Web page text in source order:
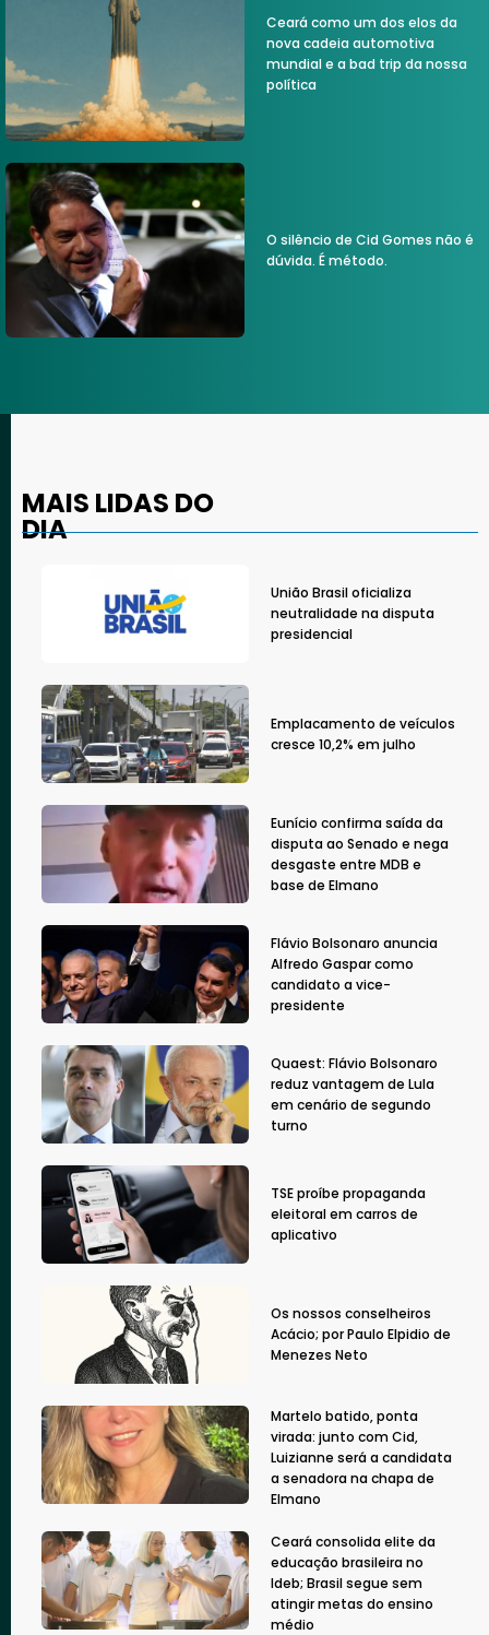
Ceará como um dos elos da
nova cadeia automotiva
mundial e a bad trip da nossa
política
O silêncio de Cid Gomes não é
dúvida. É método.
MAIS LIDAS DO
DIA
União Brasil oficializa
neutralidade na disputa
presidencial
Emplacamento de veículos
cresce 10,2% em julho
Eunício confirma saída da
disputa ao Senado e nega
desgaste entre MDB e
base de Elmano
Flávio Bolsonaro anuncia
Alfredo Gaspar como
candidato a vice-
presidente
Quaest: Flávio Bolsonaro
reduz vantagem de Lula
em cenário de segundo
turno
TSE proíbe propaganda
eleitoral em carros de
aplicativo
Os nossos conselheiros
Acácio; por Paulo Elpidio de
Menezes Neto
Martelo batido, ponta
virada: junto com Cid,
Luizianne será a candidata
a senadora na chapa de
Elmano
Ceará consolida elite da
educação brasileira no
Ideb; Brasil segue sem
atingir metas do ensino
médio